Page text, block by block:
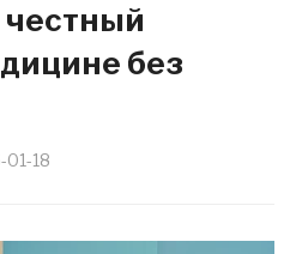
честный
без
01-18